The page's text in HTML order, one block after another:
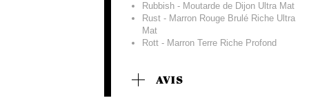
Rubbish - Moutarde de Dijon Ultra Mat
Rust - Marron Rouge Brulé Riche Ultra
Mat
Rott - Marron Terre Riche Profond
AVIS